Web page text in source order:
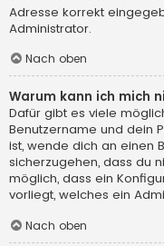
Adresse korrekt
Administrator.
Nach oben
Warum kann ich mich
Dafür gibt es viele
Benutzername und dein
ist, wende dich an einen
sicherzugehen, dass du
möglich, dass ein
vorliegt, welches ein
Nach oben